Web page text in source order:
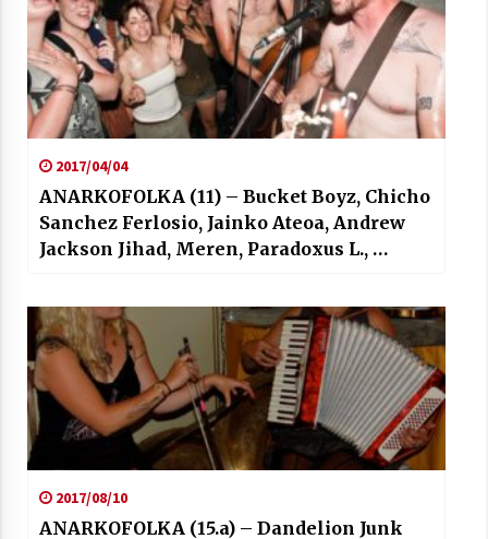
2017/04/04
ANARKOFOLKA (11) – Bucket Boyz, Chicho
Sanchez Ferlosio, Jainko Ateoa, Andrew
Jackson Jihad, Meren, Paradoxus L., …
2017/08/10
ANARKOFOLKA (15.a) – Dandelion Junk